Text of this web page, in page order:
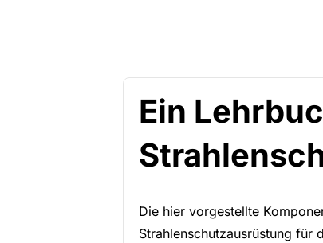
Ein
Die hier vorgestellte
Strahlenschutzausrüstung für